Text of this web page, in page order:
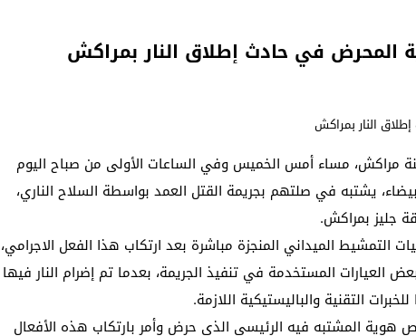
مراكش، مساء أمس الخميس وفي الساعات الأولى من صباح اليوم
يشتبه في صلتهم بجريمة القتل العمد بواسطة السلاح الناري،
جليز بمراكش.
التمشيط الميداني المنجزة مباشرة بعد ارتكاب هذا الفعل الاجرامي،
العيارات المستخدمة في تنفيذ الجريمة، بعدما تم إضرام النار فيها
التقنية والباليستيكية اللازمة.
هوية المشتبه فيه الرئيسي الذي حرض وأمر بارتكاب هذه الأفعال